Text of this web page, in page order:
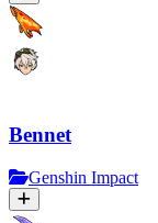
Bennet
Genshin Impact